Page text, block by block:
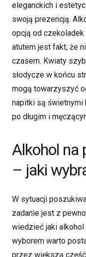
eleganckich i
swoją prezencją.
opcją od
atutem jest fakt, że
czasem. Kwiaty
słodycze w końcu
mogą towarzyszyć
napitki są świetnymi
po długim i
Alkohol na
– jaki
W sytuacji
zadanie jest z
wiedzieć jaki alkohol
wyborem warto
przez większą